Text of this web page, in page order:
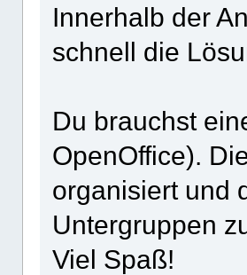
Innerhalb der
schnell die
Du brauchst
OpenOffice).
organisiert und
Untergruppen
Viel Spaß!